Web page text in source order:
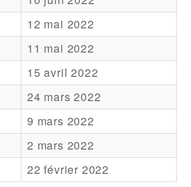
12 mai 2022
11 mai 2022
15 avril 2022
24 mars 2022
9 mars 2022
2 mars 2022
22 février 2022